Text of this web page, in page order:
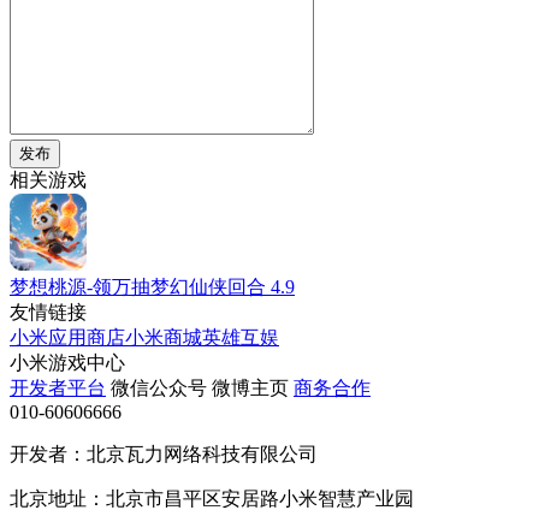
发布
相关游戏
梦想桃源-领万抽梦幻仙侠回合 4.9
友情链接
小米应用商店小米商城英雄互娱
小米游戏中心
开发者平台 微信公众号 微博主页 商务合作
010-60606666
开发者：北京瓦力网络科技有限公司
北京地址：北京市昌平区安居路小米智慧产业园